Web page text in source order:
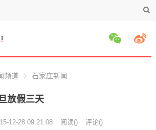
频道 石家庄新闻
放假三天
12-28 09:21:08 阅读() 评论()